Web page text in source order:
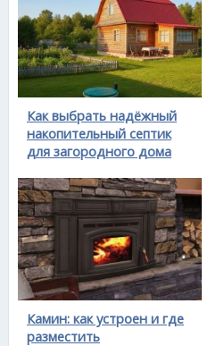
Как выбрать надёжный
накопительный септик
для загородного дома
Камин: как устроен и где
разместить